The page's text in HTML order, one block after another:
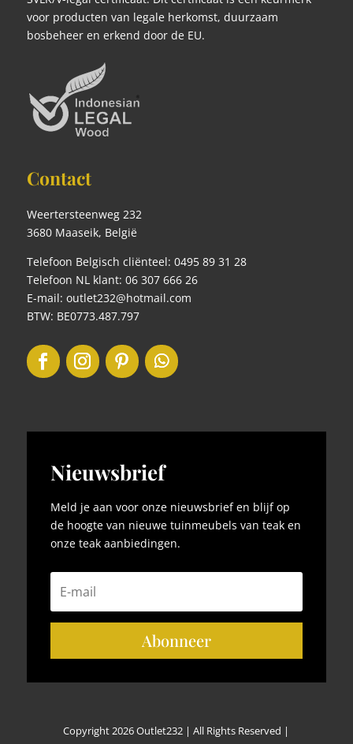
voor producten van legale herkomst, duurzaam
bosbeheer en erkend door de EU.
Contact
Weertersteenweg 232
3680 Maaseik, België
Telefoon Belgisch cliënteel: 0495 89 31 28
Telefoon NL klant: 06 307 666 26
E-mail: outlet232@hotmail.com
BTW: BE0773.487.797
Nieuwsbrief
Meld je aan voor onze nieuwsbrief en blijf op
de hoogte van nieuwe tuinmeubels van teak en
onze teak aanbiedingen.
Abonneer
Copyright 2026 Outlet232 | All Rights Reserved |